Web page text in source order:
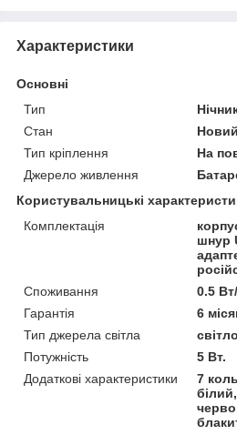
Характеристики
Основні
Тип
Стан
Новий
Тип кріплення
На
Джерело живлення
Користувальницькі
Комплектація
шнур
Споживання
0.5
Гарантія
6
Тип джерела світла
Потужність
5 Вт.
Додаткові характеристики
7